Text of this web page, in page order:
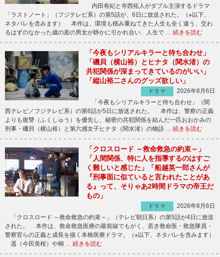
内田有紀と寺西拓人がダブル主演するドラマ
「ラストノート」（フジテレビ系）の第5話が、6日に放送された。（※以下、
ネタバレを含みます） 本作は、環境も積み重ねてきた人生も全く違う、交わ
るはずのなかった歳の差の男女が静かに引かれ合い、人生で … 続きを読む
「今夜もシリアルキラーと待ち合わせ」
「磯貝（横山裕）とヒナタ（関水渚）の
共犯関係が深まってきているのがいい」
「縦山裕二さんのグッズ欲しい」
ドラマ
2026年8月6日
「今夜もシリアルキラーと待ち合わせ」（関
西テレビ／フジテレビ系）の第6話が5日に放送された。 本作は、警察の正義
よりも復讐（ふくしゅう）を優先し、秘密の共犯関係を結んだ一匹おおかみの
刑事・磯貝（横山裕）と第六感女子ヒナタ（関水渚）の物語 … 続きを読む
「クロスロード ～救命救急の約束～」
「人間関係、特に人を指導するのはすご
く難しいと感じた」「船越英一郎さんが
『刑事面に似ていると言われたことがあ
る』って、そりゃあ2時間ドラマの帝王だ
もの」
ドラマ
2026年8月6日
「クロスロード ～救命救急の約束～」（テレビ朝日系）の第5話が4日に放送
された。 本作は、救命救急医療の最前線でもがく、若き救命医・救急隊員・
警察官らの正義と成長を描く本格医療ドラマ。（※以下、ネタバレを含みます）
遥（今田美桜）や桐 … 続きを読む